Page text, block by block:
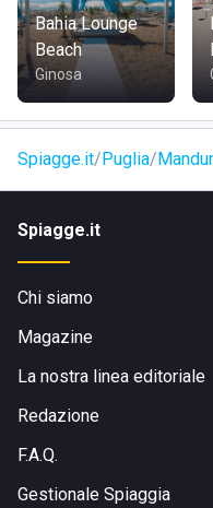
Bahia Lounge
Beach
Ginosa
Spiagge.it Puglia
Spiagge.it
Chi siamo
Magazine
La nostra linea editoriale
Redazione
F.A.Q.
Gestionale Spiaggia